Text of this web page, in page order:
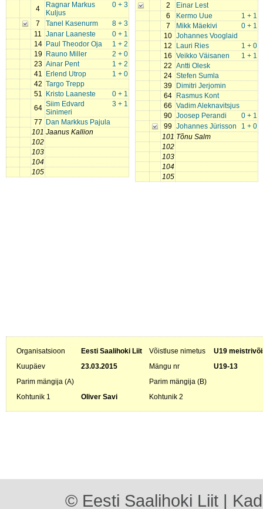
4
0 + 3
Ragnar Markus
Kuljus
7
8 + 3
Tanel Kasenurm
11
0 + 1
Janar Laaneste
14
1 + 2
Paul Theodor Oja
19
2 + 0
Rauno Miller
23
1 + 2
Ainar Pent
41
1 + 0
Erlend Utrop
42 Targo Trepp
51
0 + 1
Kristo Laaneste
64
3 + 1
Siim Edvard
Sinimeri
77
Dan Markkus Pajula
101 Jaanus Kallion
102
103
104
105
2
Einar Lest
6
1 + 1
Kermo Uue
7
0 + 1
Mikk Mäekivi
10 Johannes Vooglaid
12
1 + 0
Lauri Ries
16
1 + 1
Veikko Väisanen
22 Antti Olesk
24 Stefen Sumla
39
Dimitri Jerjomin
64
Rasmus Kont
66 Vadim Aleknavitsjus
90
0 + 1
Joosep Perandi
99
1 + 0
Johannes Jürisson
101 Tõnu Salm
102
103
104
105
Organisatsioon Eesti Saalihoki Liit Võistluse nimetus
U19
Kuupäev
23.03.2015 Mängu nr
U19-13
Parim mängija (A)
Parim mängija (B)
Kohtunik 1
Oliver Savi Kohtunik 2
© Eesti Saalihoki Liit |